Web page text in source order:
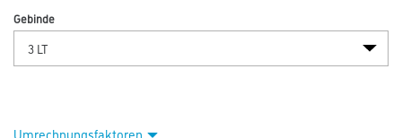
Gebinde
Umrechnungsfaktoren